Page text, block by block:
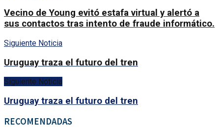
Vecino de Young evitó estafa virtual y alertó a
sus contactos tras intento de fraude informático.
Siguiente Noticia
Uruguay traza el futuro del tren
Siguiente Noticia
Uruguay traza el futuro del tren
RECOMENDADAS